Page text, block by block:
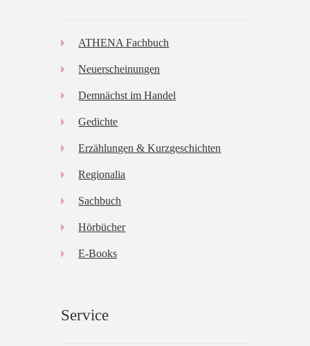
ATHENA Fachbuch
Neuerscheinungen
Demnächst im Handel
Gedichte
Erzählungen & Kurzgeschichten
Regionalia
Sachbuch
Hörbücher
E-Books
Service